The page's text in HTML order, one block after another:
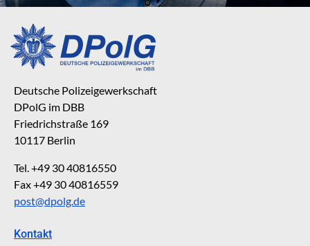
Deutsche Polizeigewerkschaft
DPolG im DBB
Friedrichstraße 169
10117 Berlin
Tel. +49 30 40816550
Fax +49 30 40816559
post@dpolg.de
Kontakt